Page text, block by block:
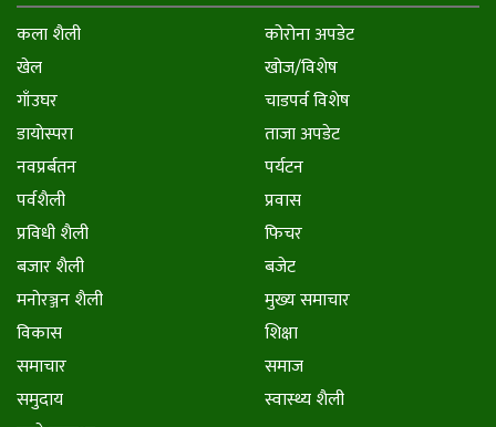
कला शैली
कोरोना अपडेट
खेल
खोज/विशेष
गाँउघर
चाडपर्व विशेष
डायाेस्परा
ताजा अपडेट
नवप्रर्बतन
पर्यटन
पर्वशैली
प्रवास
प्रविधी शैली
फिचर
बजार शैली
बजेट
मनाेरञ्जन शैली
मुख्य समाचार
विकास
शिक्षा
समाचार
समाज
समुदाय
स्वास्थ्य शैली